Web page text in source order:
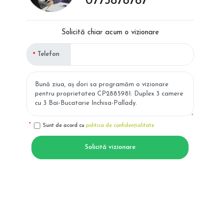
Solicită chiar acum o vizionare
Telefon
Sunt de acord cu politica de confidențialitate
Solicită vizionare